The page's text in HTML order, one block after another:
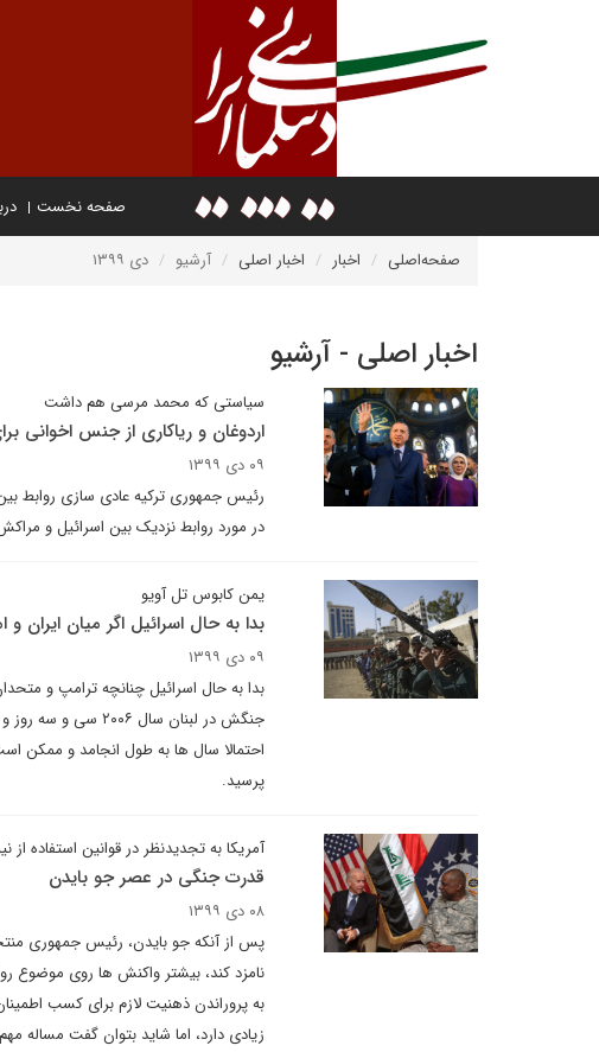
صفحه نخست
صفحه‌اصلی اخبار اخبار اصلی آرشیو دی ۱۳۹۹
اخبار اصلی - آرشیو
سیاستی که محمد مرسی هم داشت
اردوغان و ریاکاری از جنس اخوانی
۰۹ دی ۱۳۹۹
رئیس جمهوری ترکیه عادی سازی روابط
در مورد روابط نزدیک بین اسرائیل و
یمن کابوس تل آویو
بدا به حال اسرائیل اگر میان ایران
۰۹ دی ۱۳۹۹
بدا به حال اسرائیل چنانچه ترامپ و
احتمالا سال ها به طول انجامد و ممکن
پرسید.
آمریکا به تجدیدنظر در قوانین استفاده از
قدرت جنگی در عصر جو بایدن
۰۸ دی ۱۳۹۹
پس از آنکه جو بایدن، رئیس جمهوری
نامزد کند، بیشتر واکنش ها روی موضوع
به پروراندن ذهنیت لازم برای کسب
زیادی دارد، اما شاید بتوان گفت مساله